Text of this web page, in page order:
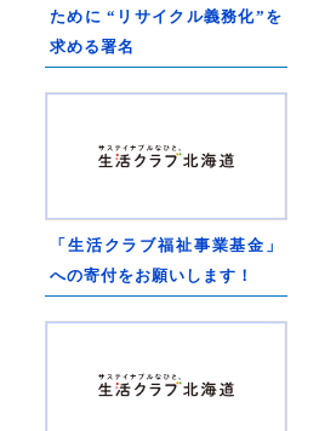
ために “リサイクル義務化”を
求める署名
「生活クラブ福祉事業基金」
への寄付をお願いします！